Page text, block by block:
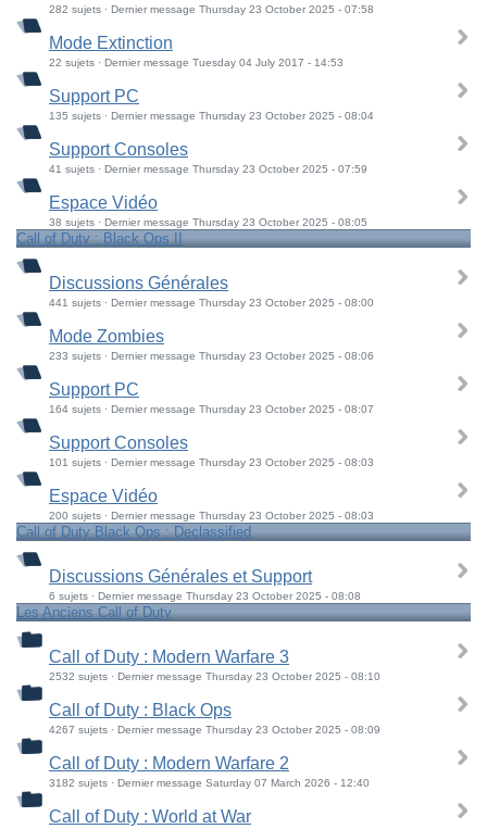
282 sujets · Dernier message Thursday 23 October 2025 - 07:58
Mode Extinction
22 sujets · Dernier message Tuesday 04 July 2017 - 14:53
Support PC
135 sujets · Dernier message Thursday 23 October 2025 - 08:04
Support Consoles
41 sujets · Dernier message Thursday 23 October 2025 - 07:59
Espace Vidéo
38 sujets · Dernier message Thursday 23 October 2025 - 08:05
Call of Duty : Black Ops II
Discussions Générales
441 sujets · Dernier message Thursday 23 October 2025 - 08:00
Mode Zombies
233 sujets · Dernier message Thursday 23 October 2025 - 08:06
Support PC
164 sujets · Dernier message Thursday 23 October 2025 - 08:07
Support Consoles
101 sujets · Dernier message Thursday 23 October 2025 - 08:03
Espace Vidéo
200 sujets · Dernier message Thursday 23 October 2025 - 08:03
Call of Duty Black Ops : Declassified
Discussions Générales et Support
6 sujets · Dernier message Thursday 23 October 2025 - 08:08
Les Anciens Call of Duty
Call of Duty : Modern Warfare 3
2532 sujets · Dernier message Thursday 23 October 2025 - 08:10
Call of Duty : Black Ops
4267 sujets · Dernier message Thursday 23 October 2025 - 08:09
Call of Duty : Modern Warfare 2
3182 sujets · Dernier message Saturday 07 March 2026 - 12:40
Call of Duty : World at War